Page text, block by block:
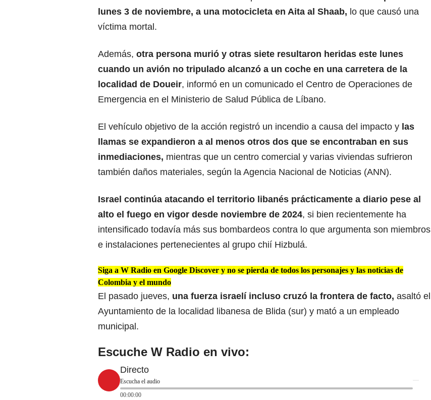
lunes 3 de noviembre, a una motocicleta en Aita al Shaab, lo que causó una
víctima mortal.
Además, otra persona murió y otras siete resultaron heridas este lunes
cuando un avión no tripulado alcanzó a un coche en una carretera de la
localidad de Doueir, informó en un comunicado el Centro de Operaciones de
Emergencia en el Ministerio de Salud Pública de Líbano.
El vehículo objetivo de la acción registró un incendio a causa del impacto y las
llamas se expandieron a al menos otros dos que se encontraban en sus
inmediaciones, mientras que un centro comercial y varias viviendas sufrieron
también daños materiales, según la Agencia Nacional de Noticias (ANN).
Israel continúa atacando el territorio libanés prácticamente a diario pese al
alto el fuego en vigor desde noviembre de 2024, si bien recientemente ha
intensificado todavía más sus bombardeos contra lo que argumenta son miembros
e instalaciones pertenecientes al grupo chií Hizbulá.
Siga a W Radio en Google Discover y no se pierda de todos los personajes y las noticias de
Colombia y el mundo
El pasado jueves, una fuerza israelí incluso cruzó la frontera de facto, asaltó el
Ayuntamiento de la localidad libanesa de Blida (sur) y mató a un empleado
municipal.
Escuche W Radio en vivo:
Directo
Escucha el audio
00:00:00